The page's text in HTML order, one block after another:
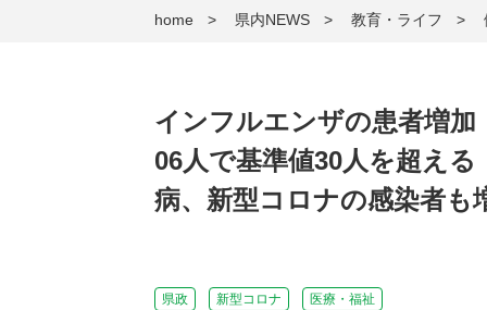
home 県内NEWS 教育・ライフ
インフルエンザの患者増
06人で基準値30人を超え
病、新型コロナの感染者も
県政 新型コロナ 医療・福祉